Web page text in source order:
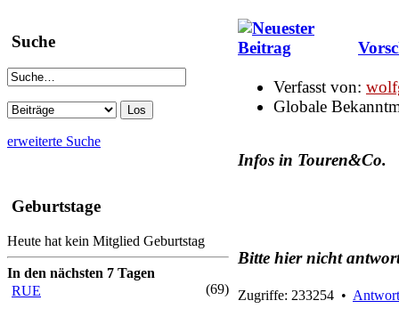
Suche
erweiterte Suche
Geburtstage
Heute hat kein Mitglied Geburtstag
In den nächsten 7 Tagen
RUE
(69)
Verfasst von:
Globale
Infos in Touren&Co.
Bitte hier nicht
Zugriffe: 233254 •